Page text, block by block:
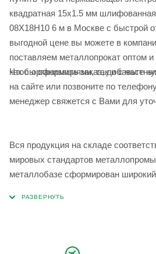
квадратная 15х1.5 мм
08Х18Н10 6 м в Москве с быстрой
выгодной цене вы можете в
поставляем металлопрокат оптом
как с организациями, так и с
Чтобы оформить заказ, добавьте
на сайте или позвоните по
менеджер свяжется с Вами для
Вся продукция на складе
мировых стандартов
металлобазе сформирован